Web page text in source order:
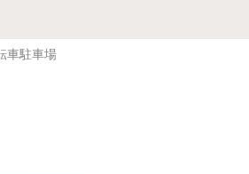
車駐車場